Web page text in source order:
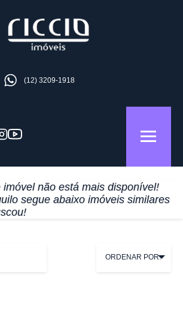
(12) 3209-1918
imóvel não está mais disponível!
segue abaixo imóveis similares
ORDENAR POR: